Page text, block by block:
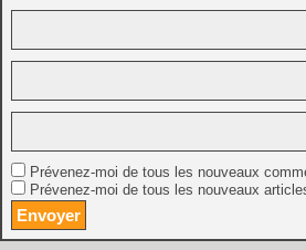
Prévenez-moi de tous les nouveaux
Prévenez-moi de tous les nouveaux